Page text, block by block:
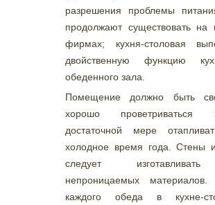
разрешения проблемы
продолжают существовать на
фирмах; кухня-столовая
двойственную функцию
обеденного зала.
Помещение должно быть
хорошо
достаточной мере
холодное время года. Стены
следует
непроницаемых материалов.
каждого обеда в кухне-